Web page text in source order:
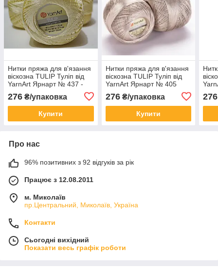
Нитки пряжа для в'язання
віскозна TULIP Туліп від
YarnArt Ярнарт № 437 -
276 ₴/упаковка
Купити
Нитки пряжа для в'язання
віскозна TULIP Туліп від
YarnArt Ярнарт № 405
276₴/упаковка
Купити
276
Про нас
96% позитивних з 92 відгуків за рік
Працює з 12.08.2011
м. Миколаїв
пр.Центральний, Миколаїв, Україна
Контакти
Сьогодні вихідний
Показати весь графік роботи